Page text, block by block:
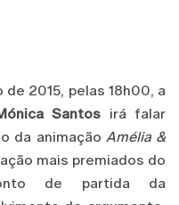
de 2015, pelas 18h00, a
Santos irá falar
da animação Amélia &
mais premiados do
de partida da